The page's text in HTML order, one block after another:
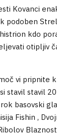
Kovanci
podoben
kdo
otipljiv
vi pripnite k
stavil stavil
basovski
Fishin ,